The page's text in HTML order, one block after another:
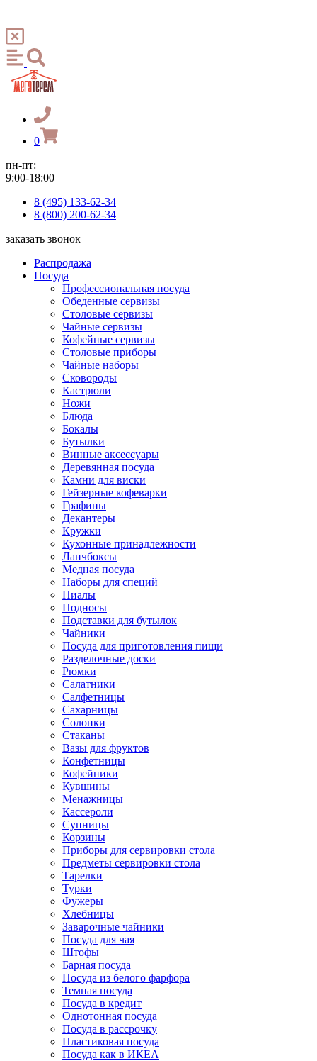
0
пн-пт:
9:00-18:00
8 (495) 133-62-34
8 (800) 200-62-34
заказать звонок
Распродажа
Посуда
Профессиональная посуда
Обеденные сервизы
Столовые сервизы
Чайные сервизы
Кофейные сервизы
Столовые приборы
Чайные наборы
Сковороды
Кастрюли
Ножи
Блюда
Бокалы
Бутылки
Винные аксессуары
Деревянная посуда
Камни для виски
Гейзерные кофеварки
Графины
Декантеры
Кружки
Кухонные принадлежности
Ланчбоксы
Медная посуда
Наборы для специй
Пиалы
Подносы
Подставки для бутылок
Чайники
Посуда для приготовления пищи
Разделочные доски
Рюмки
Салатники
Салфетницы
Сахарницы
Солонки
Стаканы
Вазы для фруктов
Конфетницы
Кофейники
Кувшины
Менажницы
Кассероли
Супницы
Корзины
Приборы для сервировки стола
Предметы сервировки стола
Тарелки
Турки
Фужеры
Хлебницы
Заварочные чайники
Посуда для чая
Штофы
Барная посуда
Посуда из белого фарфора
Темная посуда
Посуда в кредит
Однотонная посуда
Посуда в рассрочку
Пластиковая посуда
Посуда как в ИКЕА